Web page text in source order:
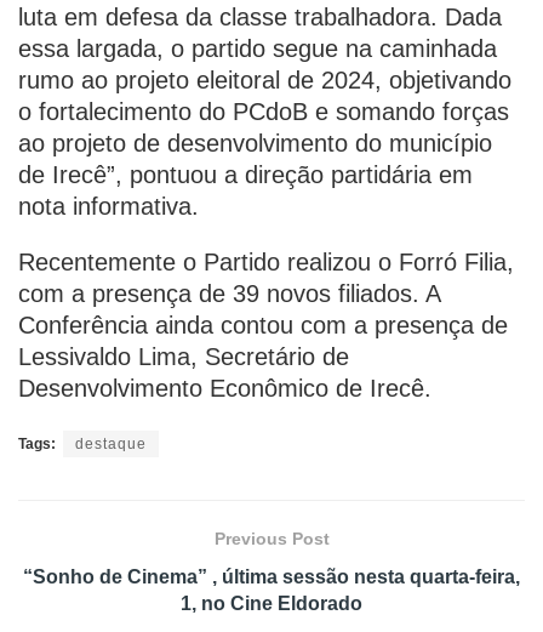
luta em defesa da classe trabalhadora. Dada
essa largada, o partido segue na caminhada
rumo ao projeto eleitoral de 2024, objetivando
o fortalecimento do PCdoB e somando forças
ao projeto de desenvolvimento do município
de Irecê”, pontuou a direção partidária em
nota informativa.
Recentemente o Partido realizou o Forró Filia,
com a presença de 39 novos filiados. A
Conferência ainda contou com a presença de
Lessivaldo Lima, Secretário de
Desenvolvimento Econômico de Irecê.
Tags: destaque
Previous Post
“Sonho de Cinema” , última sessão nesta quarta-feira,
1, no Cine Eldorado